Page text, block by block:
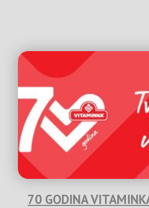
70 GODINA